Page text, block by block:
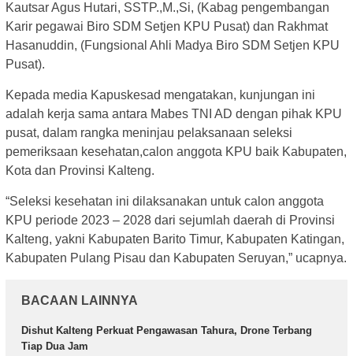
Kautsar Agus Hutari, SSTP.,M.,Si, (Kabag pengembangan
Karir pegawai Biro SDM Setjen KPU Pusat) dan Rakhmat
Hasanuddin, (Fungsional Ahli Madya Biro SDM Setjen KPU
Pusat).
Kepada media Kapuskesad mengatakan, kunjungan ini
adalah kerja sama antara Mabes TNI AD dengan pihak KPU
pusat, dalam rangka meninjau pelaksanaan seleksi
pemeriksaan kesehatan,calon anggota KPU baik Kabupaten,
Kota dan Provinsi Kalteng.
“Seleksi kesehatan ini dilaksanakan untuk calon anggota
KPU periode 2023 – 2028 dari sejumlah daerah di Provinsi
Kalteng, yakni Kabupaten Barito Timur, Kabupaten Katingan,
Kabupaten Pulang Pisau dan Kabupaten Seruyan,” ucapnya.
BACAAN LAINNYA
Dishut Kalteng Perkuat Pengawasan Tahura, Drone Terbang
Tiap Dua Jam